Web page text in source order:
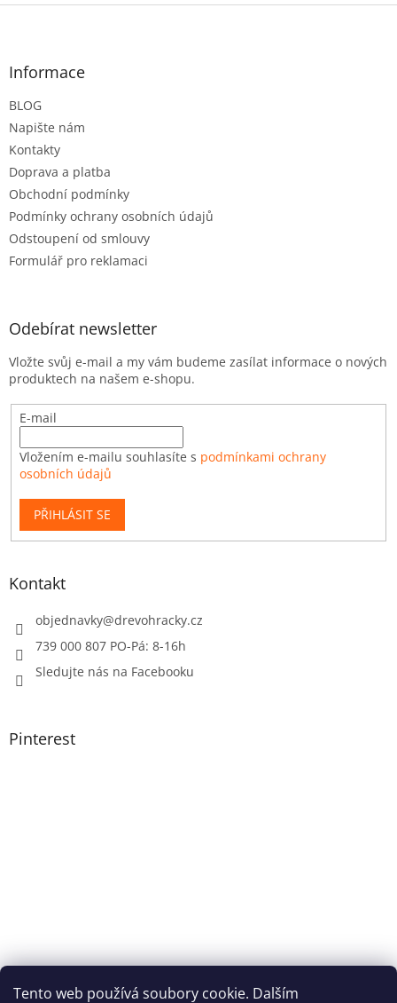
Tento web používá soubory cookie. Dalším
Z
Informace
BLOG
Napište nám
Kontakty
Doprava a platba
Obchodní podmínky
Podmínky ochrany osobních údajů
Odstoupení od smlouvy
Formulář pro reklamaci
Odebírat newsletter
Vložte svůj e-mail a my vám budeme zasílat informace o nových
produktech na našem e-shopu.
E-mail
Vložením e-mailu souhlasíte s podmínkami ochrany
osobních údajů
PŘIHLÁSIT SE
Kontakt
objednavky@drevohracky.cz
739 000 807 PO-Pá: 8-16h
Sledujte nás na Facebooku
Pinterest